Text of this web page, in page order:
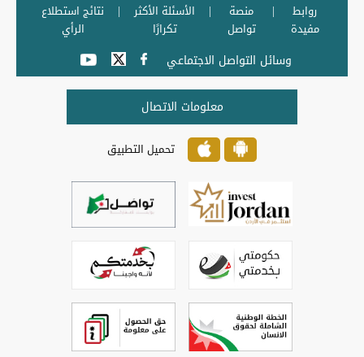
روابط
مفيدة
منصة
تواصل
الأسئلة الأكثر
تكرارًا
نتائج استطلاع
الرأي
وسائل التواصل الاجتماعي
معلومات الاتصال
تحميل التطبيق